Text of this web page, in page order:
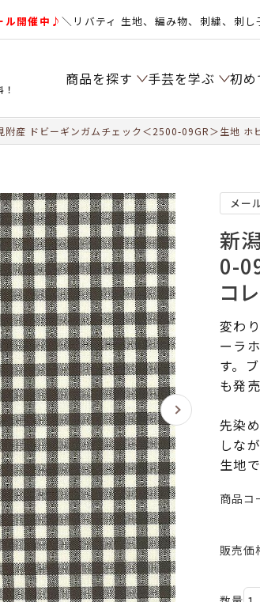
ル開催中♪＼リバティ 生地、編み物、刺繍、刺し
商品を探す 手芸を学ぶ 初め
附産 ドビーギンガムチェック＜2500-09GR＞生地 ホ
メー
新
0-
コ
変わ
ーラ
す。
も発
先染
しな
生地で
商品コ
販売価